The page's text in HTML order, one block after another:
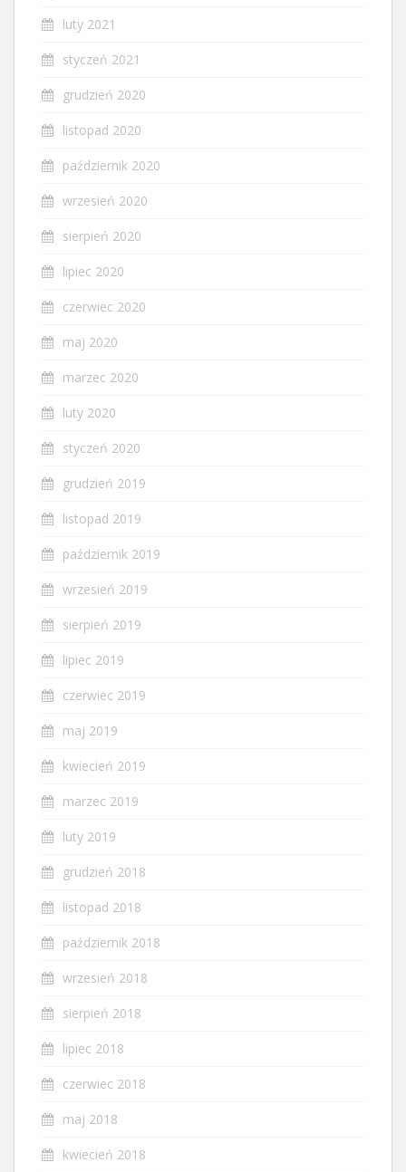
luty 2021
styczeń 2021
grudzień 2020
listopad 2020
październik 2020
wrzesień 2020
sierpień 2020
lipiec 2020
czerwiec 2020
maj 2020
marzec 2020
luty 2020
styczeń 2020
grudzień 2019
listopad 2019
październik 2019
wrzesień 2019
sierpień 2019
lipiec 2019
czerwiec 2019
maj 2019
kwiecień 2019
marzec 2019
luty 2019
grudzień 2018
listopad 2018
październik 2018
wrzesień 2018
sierpień 2018
lipiec 2018
czerwiec 2018
maj 2018
kwiecień 2018